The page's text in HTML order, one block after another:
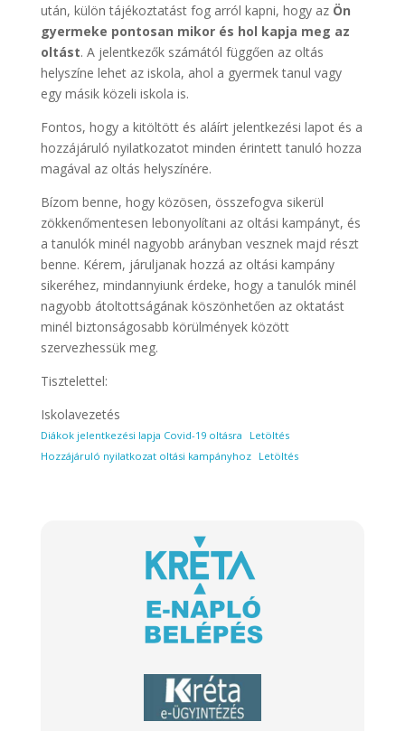
után, külön tájékoztatást fog arról kapni, hogy az Ön
gyermeke pontosan mikor és hol kapja meg az
oltást. A jelentkezők számától függően az oltás
helyszíne lehet az iskola, ahol a gyermek tanul vagy
egy másik közeli iskola is.
Fontos, hogy a kitöltött és aláírt jelentkezési lapot és a
hozzájáruló nyilatkozatot minden érintett tanuló hozza
magával az oltás helyszínére.
Bízom benne, hogy közösen, összefogva sikerül
zökkenőmentesen lebonyolítani az oltási kampányt, és
a tanulók minél nagyobb arányban vesznek majd részt
benne. Kérem, járuljanak hozzá az oltási kampány
sikeréhez, mindannyiunk érdeke, hogy a tanulók minél
nagyobb átoltottságának köszönhetően az oktatást
minél biztonságosabb körülmények között
szervezhessük meg.
Tisztelettel:
Iskolavezetés
Diákok jelentkezési lapja Covid-19 oltásra
Letöltés
Hozzájáruló nyilatkozat oltási kampányhoz
Letöltés